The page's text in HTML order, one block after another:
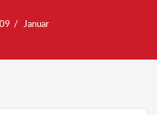
Januar